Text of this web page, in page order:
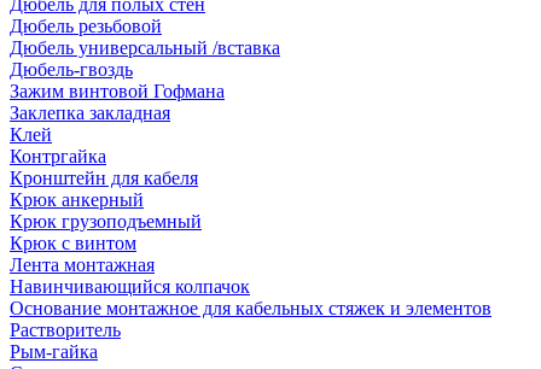
Дюбель для полых стен
Дюбель резьбовой
Дюбель универсальный /вставка
Дюбель-гвоздь
Зажим винтовой Гофмана
Заклепка закладная
Клей
Контргайка
Кронштейн для кабеля
Крюк анкерный
Крюк грузоподъемный
Крюк с винтом
Лента монтажная
Навинчивающийся колпачок
Основание монтажное для кабельных стяжек и элементов
Растворитель
Рым-гайка